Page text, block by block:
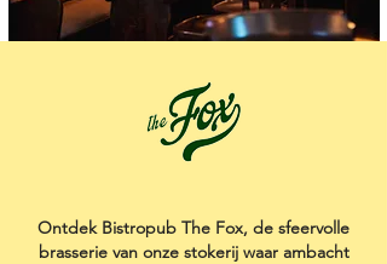
Ontdek Bistropub The Fox, de sfeervolle
brasserie van onze stokerij waar ambacht